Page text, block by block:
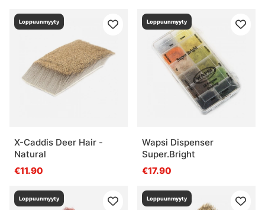
Loppuunmyyty
X-Caddis Deer Hair -
Natural
€11.90
Loppuunmyyty
Wapsi Dispenser
Super.Bright
€17.90
Loppuunmyyty Loppuunmyyty